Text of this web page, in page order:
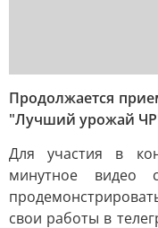
Продолжается
"Лучший урожай
Для участия в
минутное видео
свои работы в